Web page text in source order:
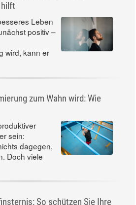
Leben
positiv –
wird, kann er
zum Wahn wird: Wie
sein:
dagegen,
Doch viele
So schützen Sie Ihre